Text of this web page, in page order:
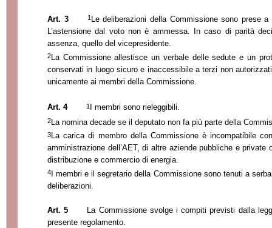
Art. 3 1 Le deliberazioni della Commissione sono prese
L’astensione dal voto non è ammessa. In caso di parità
assenza, quello del vicepresidente.
2La Commissione allestisce un verbale delle sedute e un
conservati in luogo sicuro e inaccessibile a terzi non
unicamente ai membri della Commissione.
Art. 4 1 I membri sono rieleggibili.
2La nomina decade se il deputato non fa più parte della
3La carica di membro della Commissione è incompatibile
amministrazione dell’AET, di altre aziende pubbliche e private
distribuzione e commercio di energia.
4
I membri e il segretario della Commissione sono tenuti a
deliberazioni.
Art. 5
La Commissione svolge i compiti previsti dalla
presente regolamento.